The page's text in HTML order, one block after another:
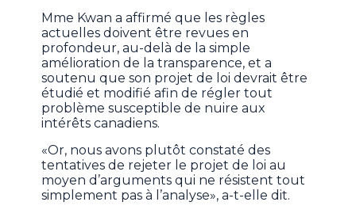
Mme Kwan a affirmé que les règles
actuelles doivent être revues en
profondeur, au-delà de la simple
amélioration de la transparence, et a
soutenu que son projet de loi devrait être
étudié et modifié afin de régler tout
problème susceptible de nuire aux
intérêts canadiens.
«Or, nous avons plutôt constaté des
tentatives de rejeter le projet de loi au
moyen d’arguments qui ne résistent tout
simplement pas à l’analyse», a-t-elle dit.